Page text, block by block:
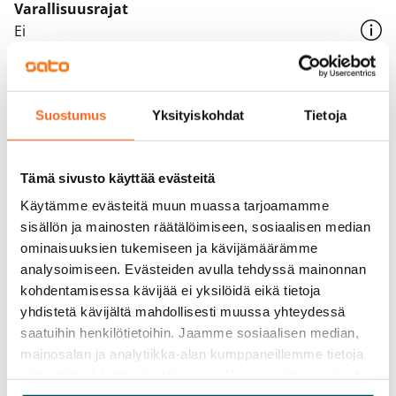
Suostumus Yksityiskohdat Tietoja
Tämä sivusto käyttää evästeitä
Käytämme evästeitä muun muassa tarjoamamme
sisällön ja mainosten räätälöimiseen, sosiaalisen median
ominaisuuksien tukemiseen ja kävijämäärämme
analysoimiseen. Evästeiden avulla tehdyssä mainonnan
kohdentamisessa kävijää ei yksilöidä eikä tietoja
yhdistetä kävijältä mahdollisesti muussa yhteydessä
saatuihin henkilötietoihin. Jaamme sosiaalisen median,
mainosalan ja analytiikka-alan kumppaneillemme tietoja
Varallisuusrajat
Ei
Vuokra
Vuokravakuus
0 €, (yrityksille min. 1 kk vuokra)
Pakollinen, ei sisälly vuokraan
Vesimaksu
27 €/hlö/kk
Sähkömaksu
Vuokralainen solmii itse sähkösopimuksen.
Laajakaista
Vuokraan sisältyy 50 M laajakaistaliittymä. Voit hankkia
lisänopeutta etuhintaan ottamalla yhteyttä